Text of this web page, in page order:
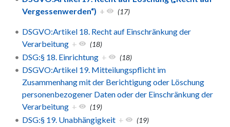
Vergessenwerden“) + (17)
DSGVO:Artikel 18. Recht auf Einschränkung der
Verarbeitung + (18)
DSG:§ 18. Einrichtung + (18)
DSGVO:Artikel 19. Mitteilungspflicht im
Zusammenhang mit der Berichtigung oder Löschung
personenbezogener Daten oder der Einschränkung der
Verarbeitung + (19)
DSG:§ 19. Unabhängigkeit + (19)